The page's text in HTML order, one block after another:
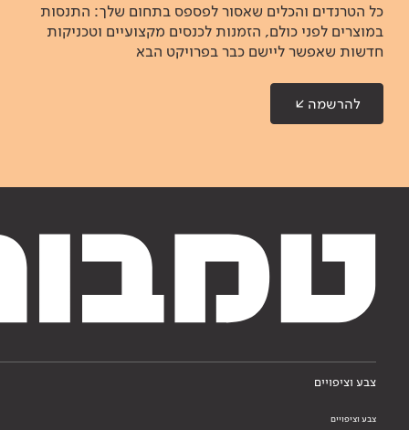
כל הטרנדים והכלים שאסור לפספס בתחום שלך: התנסות
במוצרים לפני כולם, הזמנות לכנסים מקצועיים וטכניקות
חדשות שאפשר ליישם כבר בפרויקט הבא
להרשמה
צבע וציפויים
צבע וציפויים